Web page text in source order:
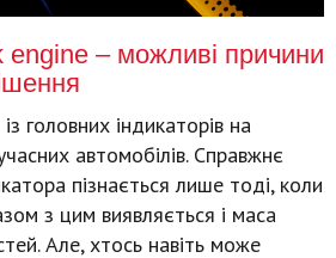
engine – можливі причини
головних індикаторів на
автомобілів. Справжнє
пізнається лише тоді, коли
з цим виявляється і маса
Але, хтось навіть може